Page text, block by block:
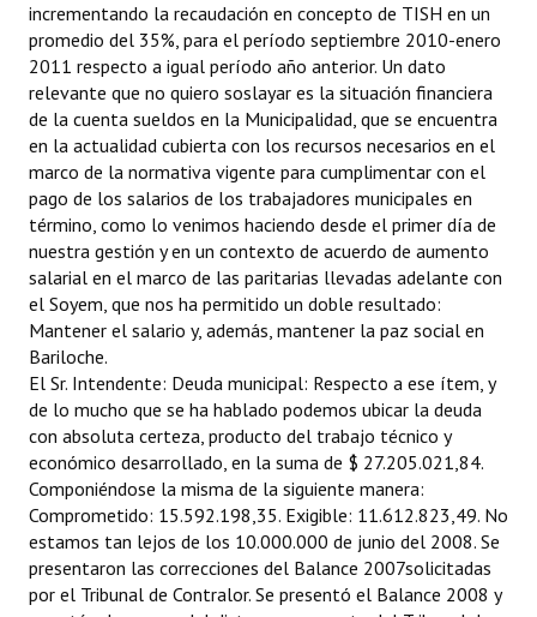
incrementando la recaudación en concepto de TISH en un
promedio del 35%, para el período septiembre 2010-enero
2011 respecto a igual período año anterior. Un dato
relevante que no quiero soslayar es la situación financiera
de la cuenta sueldos en la Municipalidad, que se encuentra
en la actualidad cubierta con los recursos necesarios en el
marco de la normativa vigente para cumplimentar con el
pago de los salarios de los trabajadores municipales en
término, como lo venimos haciendo desde el primer día de
nuestra gestión y en un contexto de acuerdo de aumento
salarial en el marco de las paritarias llevadas adelante con
el Soyem, que nos ha permitido un doble resultado:
Mantener el salario y, además, mantener la paz social en
Bariloche.
El Sr. Intendente: Deuda municipal: Respecto a ese ítem, y
de lo mucho que se ha hablado podemos ubicar la deuda
con absoluta certeza, producto del trabajo técnico y
económico desarrollado, en la suma de $ 27.205.021,84.
Componiéndose la misma de la siguiente manera:
Comprometido: 15.592.198,35. Exigible: 11.612.823,49. No
estamos tan lejos de los 10.000.000 de junio del 2008. Se
presentaron las correcciones del Balance 2007solicitadas
por el Tribunal de Contralor. Se presentó el Balance 2008 y